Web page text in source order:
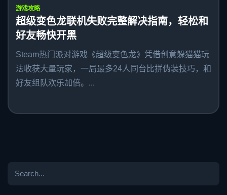
游戏攻略
超级变色龙联机失败完整解决指南，轻松和
好友畅快开黑
Steam热门派对游戏《超级变色龙》凭借创意躲猫猫玩
法收获大量玩家，一局最多24人同台比拼伪装技巧，和
好友组队欢乐加倍。...